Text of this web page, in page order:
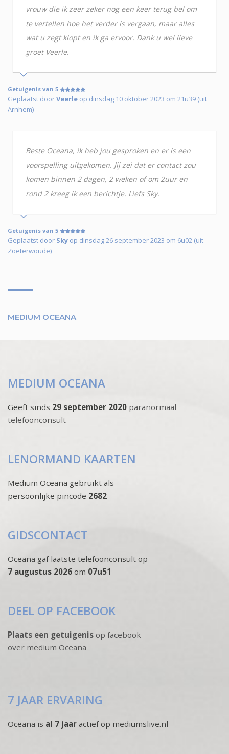
vrouw die ik zeer zeker nog een keer terug bel om
te vertellen hoe het verder is vergaan, maar alles
wat u zegt klopt en ik ga ervoor. Dank u wel lieve
groet Veerle.
Getuigenis van 5
Geplaatst doorVeerle op dinsdag 10 oktober 2023 om 21u39 (uit
Arnhem)
Beste Oceana, ik heb jou gesproken en er is een
voorspelling uitgekomen. Jij zei dat er contact zou
komen binnen 2 dagen, 2 weken of om 2uur en
rond 2 kreeg ik een berichtje. Liefs Sky.
Getuigenis van 5
Geplaatst door Sky op dinsdag 26 september 2023 om 6u02 (uit
Zoeterwoude)
MEDIUM OCEANA
MEDIUM OCEANA
Geeft sinds 29 september 2020 paranormaal
telefoonconsult
LENORMAND KAARTEN
Medium Oceana gebruikt als
persoonlijke pincode 2682
GIDSCONTACT
Oceana gaf laatste telefoonconsult op
7 augustus 2026 om 07u51
DEEL OP FACEBOOK
Plaats een getuigenis op facebook
over medium Oceana
7 JAAR ERVARING
Oceana is al 7 jaar actief op mediumslive.nl